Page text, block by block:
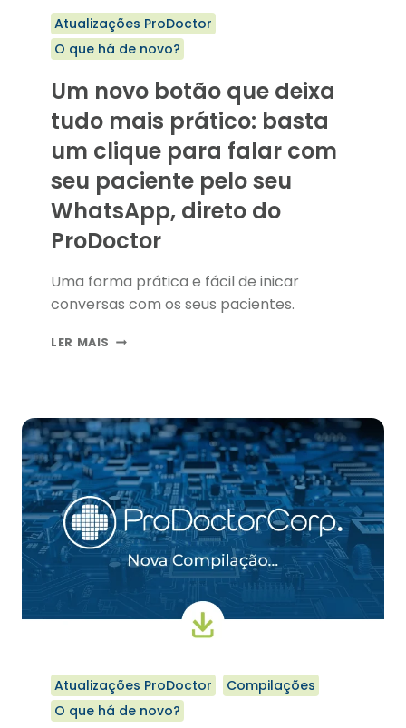
Atualizações ProDoctor
O que há de novo?
Um novo botão que deixa
tudo mais prático: basta
um clique para falar com
seu paciente pelo seu
WhatsApp, direto do
ProDoctor
Uma forma prática e fácil de inicar
conversas com os seus pacientes.
LER MAIS UM
TUDO
MAIS
PRÁTICO:
BASTA
UM
CLIQUE
PARA
FALAR
DIRETO
DO
PRODOCTOR
Atualizações ProDoctor
Compilações
O que há de novo?